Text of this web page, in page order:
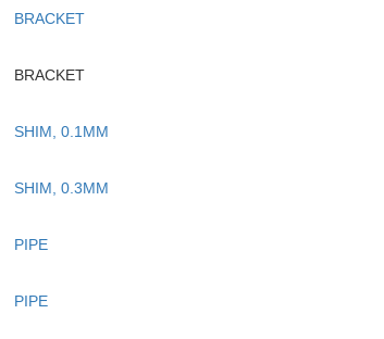
BRACKET
BRACKET
SHIM, 0.1MM
SHIM, 0.3MM
PIPE
PIPE